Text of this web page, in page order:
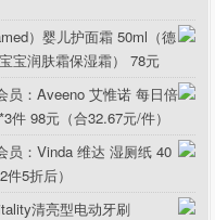
）婴儿护面霜 50ml（德
宝润肤霜保湿霜） 78元
员：Aveeno 艾惟诺 每日倍
件 98元（合32.67元/件）
员：Vinda 维达 湿厕纸 40
5折后）
清亮型电动牙刷